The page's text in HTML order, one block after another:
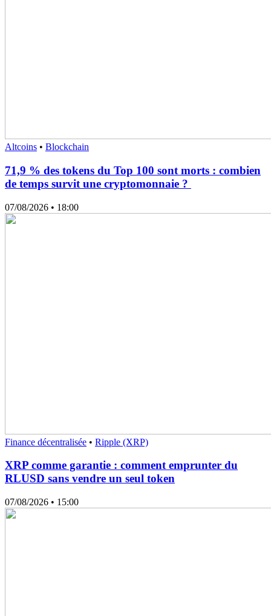
Altcoins • Blockchain
71,9 % des tokens du Top 100 sont morts : combien
de temps survit une cryptomonnaie ?
07/08/2026 • 18:00
Finance décentralisée • Ripple (XRP)
XRP comme garantie : comment emprunter du
RLUSD sans vendre un seul token
07/08/2026 • 15:00